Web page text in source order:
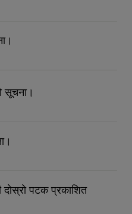
सूचना।
दोस्रो पटक प्रकाशित